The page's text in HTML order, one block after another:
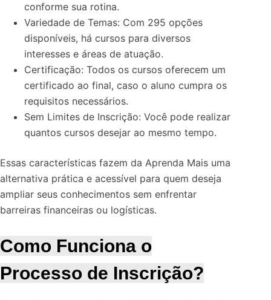
conforme sua rotina.
Variedade de Temas: Com 295 opções
disponíveis, há cursos para diversos
interesses e áreas de atuação.
Certificação: Todos os cursos oferecem um
certificado ao final, caso o aluno cumpra os
requisitos necessários.
Sem Limites de Inscrição: Você pode realizar
quantos cursos desejar ao mesmo tempo.
Essas características fazem da Aprenda Mais uma
alternativa prática e acessível para quem deseja
ampliar seus conhecimentos sem enfrentar
barreiras financeiras ou logísticas.
Como Funciona o
Processo de Inscrição?